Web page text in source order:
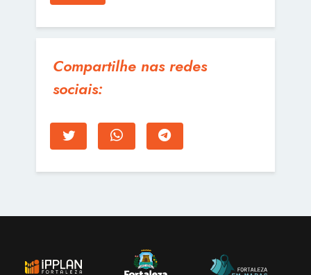
Compartilhe nas redes
sociais: